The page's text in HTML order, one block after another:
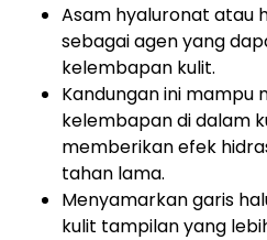
Asam hyaluronat atau
sebagai agen yang
kelembapan kulit.
Kandungan ini mampu
kelembapan di dalam
memberikan efek
tahan lama.
Menyamarkan garis
kulit tampilan yang